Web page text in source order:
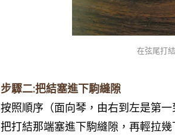
在弦尾打
步驟二:把結塞進下駒縫隙
按照順序（面向琴，由右到左是第
把打結那端塞進下駒縫隙，再輕拉